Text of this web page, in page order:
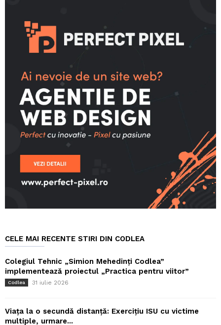
CELE MAI RECENTE STIRI DIN CODLEA
Colegiul Tehnic „Simion Mehedinți Codlea”
implementează proiectul „Practica pentru viitor”
Codlea 31 iulie 2026
Viața la o secundă distanță: Exercițiu ISU cu victime
multiple, urmare...